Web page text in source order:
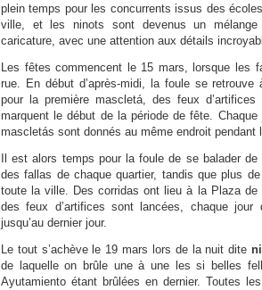
plein temps pour les concurrents issus des
ville, et les ninots sont devenus un mélange
caricature, avec une attention aux détails
Les fêtes commencent le 15 mars, lorsque les
rue. En début d’après-midi, la foule se
pour la première mascletá, des feux d’artifices
marquent le début de la période de fête.
mascletás sont donnés au même endroit pendant
Il est alors temps pour la foule de se balader
des fallas de chaque quartier, tandis que plus
toute la ville. Des corridas ont lieu à la Plaza
des feux d’artifices sont lancées, chaque
jusqu’au dernier jour.
Le tout s’achève le 19 mars lors de la nuit dite
de laquelle on brûle une à une les si belles
Ayutamiento étant brûlées en dernier. Toutes